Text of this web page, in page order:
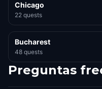
Chicago
22 quests
Bucharest
48 quests
Preguntas